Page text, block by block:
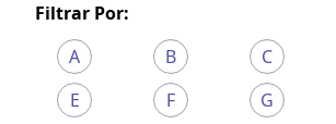
Filtrar Por:
A
B C
E
F G